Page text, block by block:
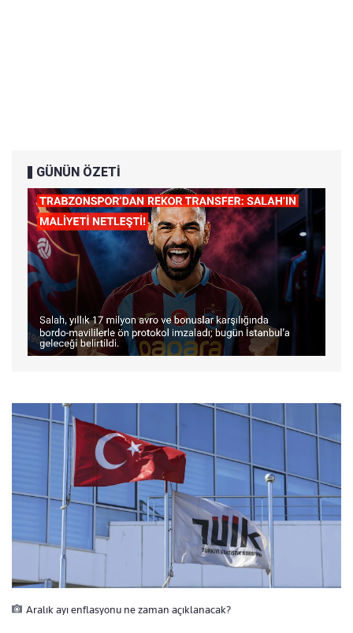
GÜNÜN ÖZETİ
Aralık ayı enflasyonu ne zaman açıklanacak?